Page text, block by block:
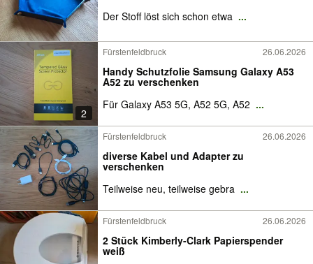
Der Stoff löst sich schon etwa ...
2
Fürstenfeldbruck 26.06.2026
Handy Schutzfolie Samsung Galaxy A53
A52 zu verschenken
Für Galaxy A53 5G, A52 5G, A52 ...
Fürstenfeldbruck 26.06.2026
diverse Kabel und Adapter zu
verschenken
Teilweise neu, teilweise gebra ...
Fürstenfeldbruck 26.06.2026
2 Stück Kimberly-Clark Papierspender
weiß